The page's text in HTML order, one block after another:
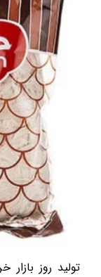
تولید روز بازار